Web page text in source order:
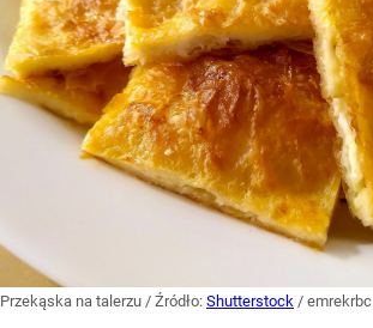
Przekąska na talerzu / Źródło: Shutterstock / emrekrbc